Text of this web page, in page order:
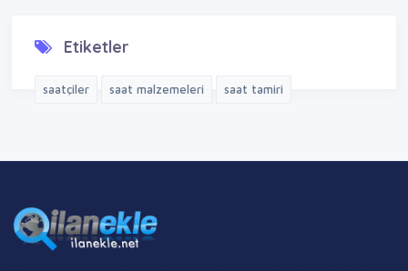
Etiketler
saatçiler saat malzemeleri saat tamiri